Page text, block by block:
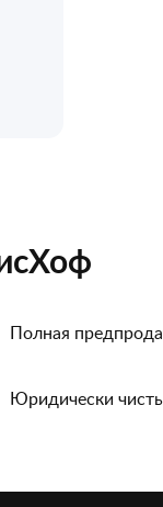
Полная
Юридически